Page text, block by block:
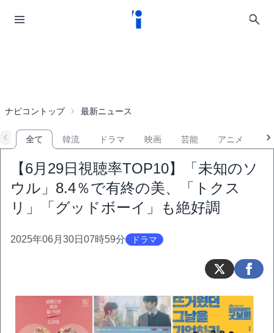
ナビコントップ 最新ニュース
全て 韓流 ドラマ 映画 芸能 アニメ
【6月29日視聴率TOP10】「未知のソ
ウル」8.4％で有終の美、「トクス
リ」「グッドボーイ」も絶好調
2025年06月30日07時59分 ドラマ